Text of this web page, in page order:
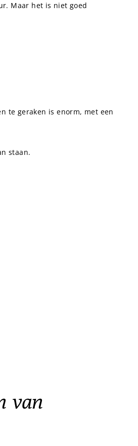
Maar het is niet goed
te geraken is enorm, met een
staan.
van